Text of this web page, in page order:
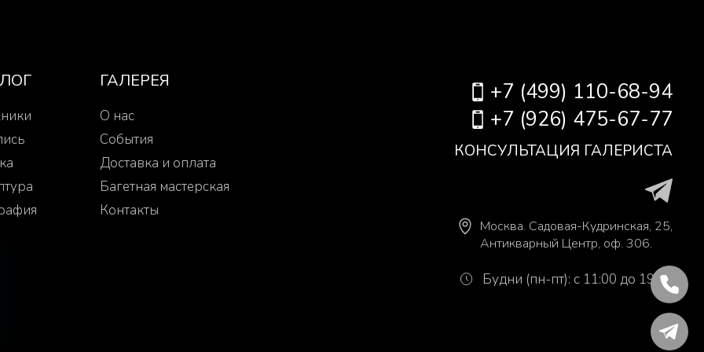
ГАЛЕРЕЯ
О нас
События
Доставка и оплата
Багетная мастерская
Контакты
+7 (499) 110-68-94
+7 (926) 475-67-77
КОНСУЛЬТАЦИЯ ГАЛЕРИСТА
Москва. Садовая-Кудринская, 25,
Антикварный Центр, оф. 306.
Будни (пн-пт): с 11:00 до 19:00